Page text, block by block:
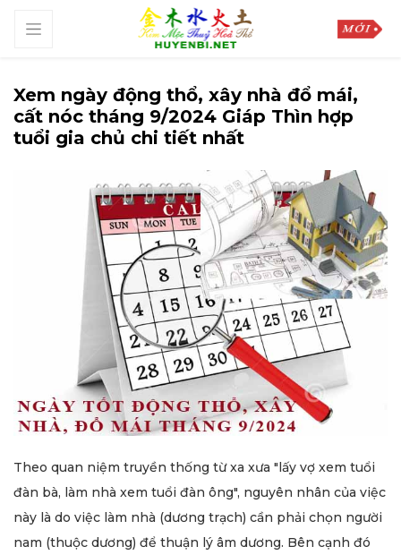
Xem ngày động thổ, xây nhà đổ mái,
cất nóc tháng 9/2024 Giáp Thìn hợp
tuổi gia chủ chi tiết nhất
Theo quan niệm truyền thống từ xa xưa "lấy vợ xem tuổi
đàn bà, làm nhà xem tuổi đàn ông", nguyên nhân của việc
này là do việc làm nhà (dương trạch) cần phải chọn người
nam (thuộc dương) để thuận lý âm dương. Bên cạnh đó